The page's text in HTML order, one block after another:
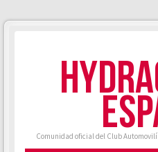
Comunidad oficial del Club